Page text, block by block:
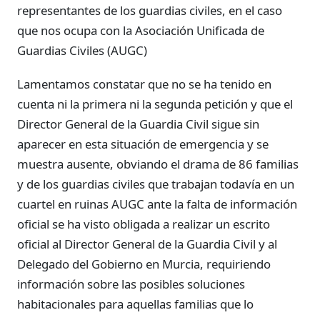
representantes de los guardias civiles, en el caso
que nos ocupa con la Asociación Unificada de
Guardias Civiles (AUGC)
Lamentamos constatar que no se ha tenido en
cuenta ni la primera ni la segunda petición y que el
Director General de la Guardia Civil sigue sin
aparecer en esta situación de emergencia y se
muestra ausente, obviando el drama de 86 familias
y de los guardias civiles que trabajan todavía en un
cuartel en ruinas AUGC ante la falta de información
oficial se ha visto obligada a realizar un escrito
oficial al Director General de la Guardia Civil y al
Delegado del Gobierno en Murcia, requiriendo
información sobre las posibles soluciones
habitacionales para aquellas familias que lo